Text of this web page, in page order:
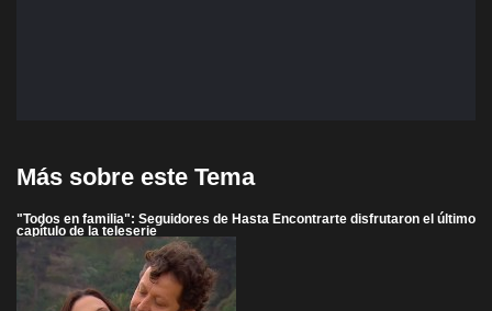
Más sobre este Tema
"Todos en familia": Seguidores de Hasta Encontrarte disfrutaron el último
capítulo de la teleserie